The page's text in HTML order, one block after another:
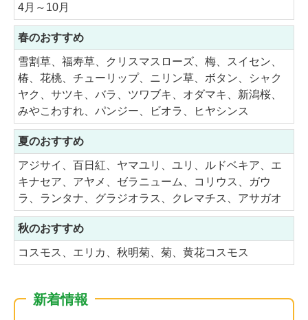
4月～10月
春のおすすめ
雪割草、福寿草、クリスマスローズ、梅、スイセン、
椿、花桃、チューリップ、ニリン草、ボタン、シャク
ヤク、サツキ、バラ、ツワブキ、オダマキ、新潟桜、
みやこわすれ、パンジー、ビオラ、ヒヤシンス
夏のおすすめ
アジサイ、百日紅、ヤマユリ、ユリ、ルドベキア、エ
キナセア、アヤメ、ゼラニューム、コリウス、ガウ
ラ、ランタナ、グラジオラス、クレマチス、アサガオ
秋のおすすめ
コスモス、エリカ、秋明菊、菊、黄花コスモス
新着情報